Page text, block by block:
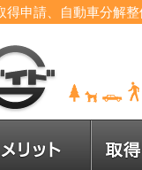
申請、自動車分解